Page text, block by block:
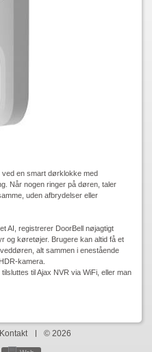
ved en smart dørklokke med
Når nogen ringer på døren, taler
uden afbrydelser eller
AI, registrerer DoorBell nøjagtigt
og køretøjer. Brugere kan altid få et
alt sammen i enestående
kamera.
til Ajax NVR via WiFi, eller man
Kontakt © 2026